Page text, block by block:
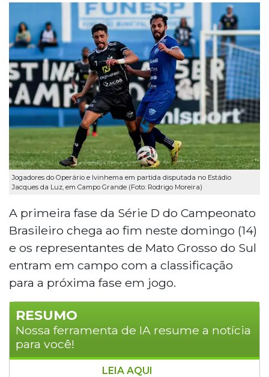
Jogadores do Operário e Ivinhema em partida disputada no Estádio
Jacques da Luz, em Campo Grande (Foto: Rodrigo Moreira)
A primeira fase da Série D do Campeonato
Brasileiro chega ao fim neste domingo (14)
e os representantes de Mato Grosso do Sul
entram em campo com a classificação
para a próxima fase em jogo.
RESUMO
Nossa ferramenta de IA resume a notícia
para você!
LEIA AQUI